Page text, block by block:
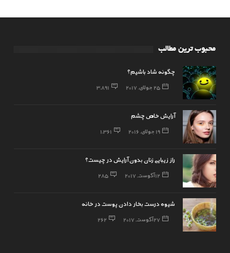
محبوب ترین مطالب
چگونه شاد باشیم؟
25 جولای, 2017 3,891
آرایش خاص چشم
19 جولای, 2016 1,361
راز زیبایی زنان بدون آرایش در چیست؟
12 آگوست, 2017 285
شیوه درست بخار دادن پوست در خانه
27 آگوست, 2017 262